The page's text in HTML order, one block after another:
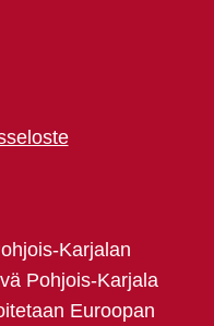
Karjalan
Pohjois-Karjala
Euroopan